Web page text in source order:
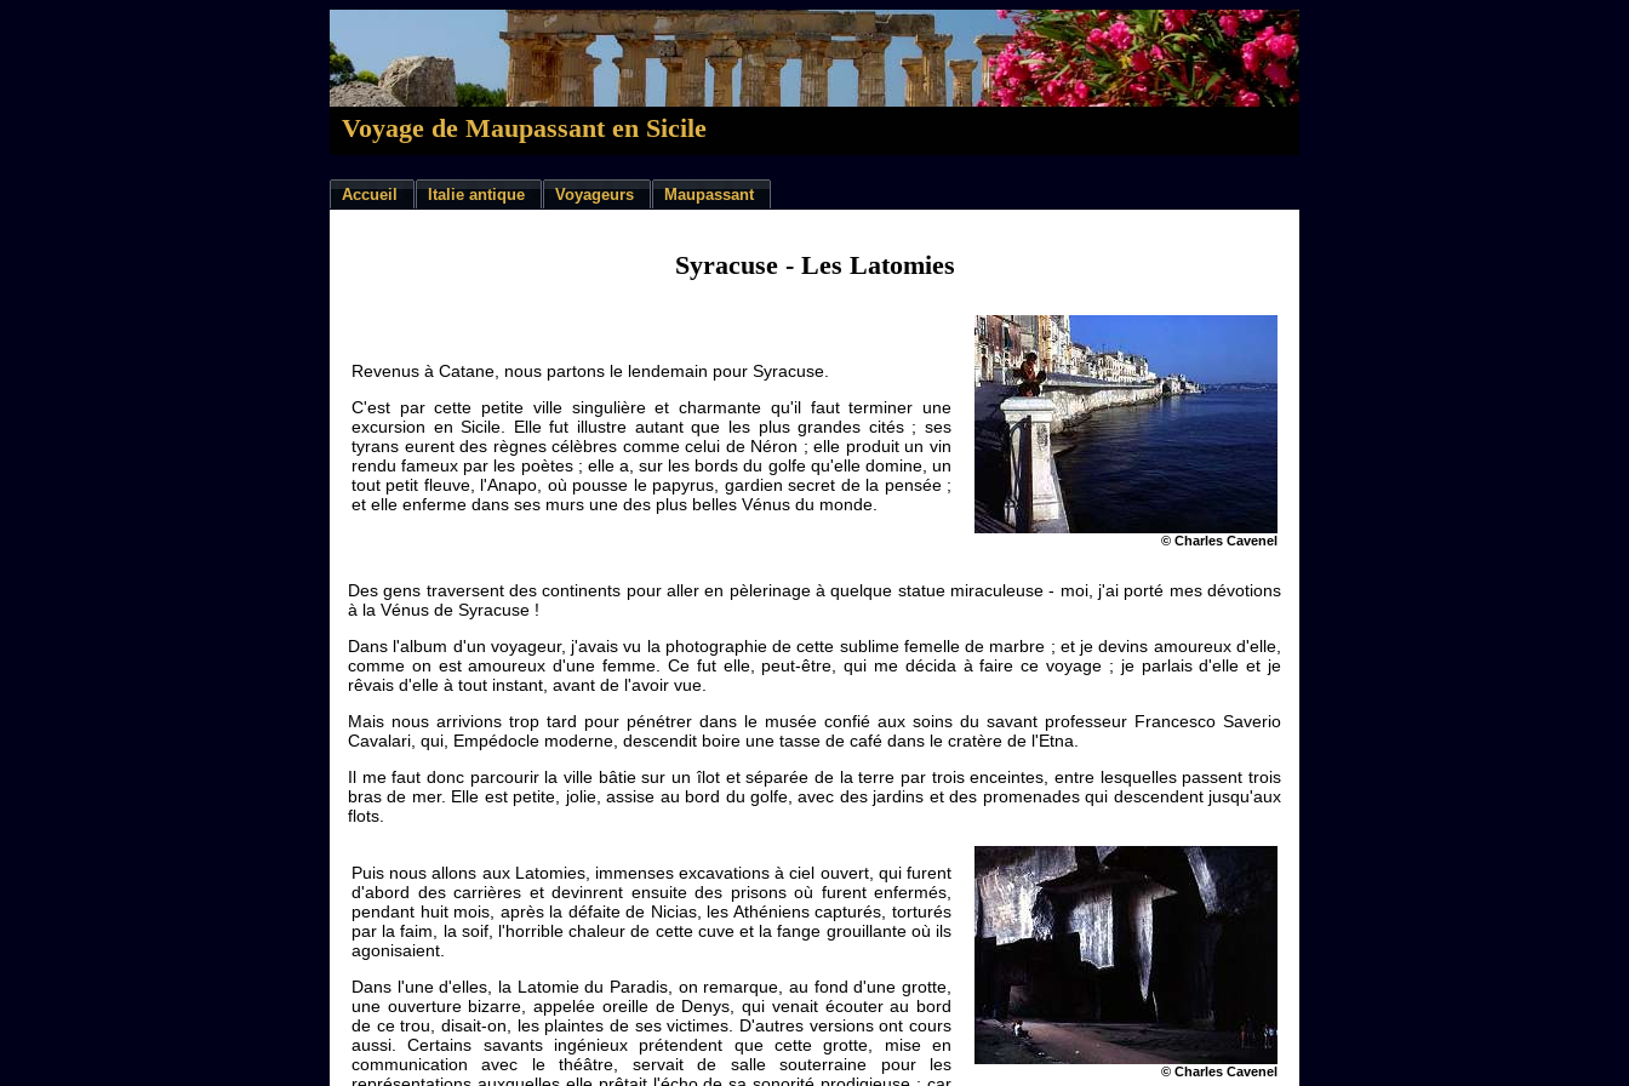
Voyage de Maupassant en Sicile
Accueil Italie antique Voyageurs Maupassant
Syracuse - Les Latomies
Revenus à Catane, nous partons le lendemain pour Syracuse.
C'est par cette petite ville singulière et charmante qu'il faut terminer une
excursion en Sicile. Elle fut illustre autant que les plus grandes cités ; ses
tyrans eurent des règnes célèbres comme celui de Néron ; elle produit un vin
rendu fameux par les poètes ; elle a, sur les bords du golfe qu'elle domine, un
tout petit fleuve, l'Anapo, où pousse le papyrus, gardien secret de la pensée ;
et elle enferme dans ses murs une des plus belles Vénus du monde.
© Charles Cavenel
Des gens traversent des continents pour aller en pèlerinage à quelque statue miraculeuse - moi, j'ai porté mes dévotions
à la Vénus de Syracuse !
Dans l'album d'un voyageur, j'avais vu la photographie de cette sublime femelle de marbre ; et je devins amoureux d'elle,
comme on est amoureux d'une femme. Ce fut elle, peut-être, qui me décida à faire ce voyage ; je parlais d'elle et je
rêvais d'elle à tout instant, avant de l'avoir vue.
Mais nous arrivions trop tard pour pénétrer dans le musée confié aux soins du savant professeur Francesco Saverio
Cavalari, qui, Empédocle moderne, descendit boire une tasse de café dans le cratère de l'Etna.
Il me faut donc parcourir la ville bâtie sur un îlot et séparée de la terre par trois enceintes, entre lesquelles passent trois
bras de mer. Elle est petite, jolie, assise au bord du golfe, avec des jardins et des promenades qui descendent jusqu'aux
flots.
Puis nous allons aux Latomies, immenses excavations à ciel ouvert, qui furent
d'abord des carrières et devinrent ensuite des prisons où furent enfermés,
pendant huit mois, après la défaite de Nicias, les Athéniens capturés, torturés
par la faim, la soif, l'horrible chaleur de cette cuve et la fange grouillante où ils
agonisaient.
Dans l'une d'elles, la Latomie du Paradis, on remarque, au fond d'une grotte,
une ouverture bizarre, appelée oreille de Denys, qui venait écouter au bord
de ce trou, disait-on, les plaintes de ses victimes. D'autres versions ont cours
aussi. Certains savants ingénieux prétendent que cette grotte, mise en
communication avec le théâtre, servait de salle souterraine pour les
© Charles Cavenel